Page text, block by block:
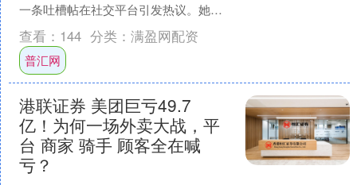
一条吐槽帖在社交平台引发热议。她的
闲鱼APP账号的待售主页上，赫然挂着
一件陕西历史....
查看： 144 分类： 满盈网配资
普汇网
港联证券 美团巨亏49.7
亿！为何一场外卖大战，平
台 商家 骑手 顾客全在喊
亏？